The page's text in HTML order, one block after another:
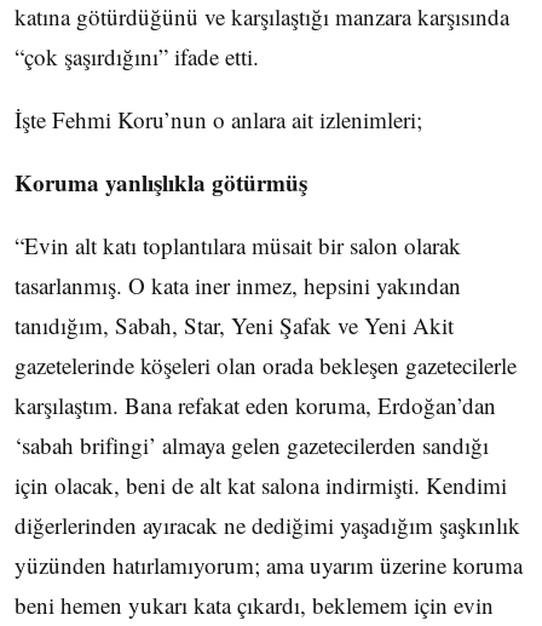
katına götürdüğünü ve karşılaştığı manzara karşısında
“çok şaşırdığını” ifade etti.
İşte Fehmi Koru’nun o anlara ait izlenimleri;
Koruma yanlışlıkla götürmüş
“Evin alt katı toplantılara müsait bir salon olarak
tasarlanmış. O kata iner inmez, hepsini yakından
tanıdığım, Sabah, Star, Yeni Şafak ve Yeni Akit
gazetelerinde köşeleri olan orada bekleşen gazetecilerle
karşılaştım. Bana refakat eden koruma, Erdoğan’dan
‘sabah brifingi’ almaya gelen gazetecilerden sandığı
için olacak, beni de alt kat salona indirmişti. Kendimi
diğerlerinden ayıracak ne dediğimi yaşadığım şaşkınlık
yüzünden hatırlamıyorum; ama uyarım üzerine koruma
beni hemen yukarı kata çıkardı, beklemem için evin